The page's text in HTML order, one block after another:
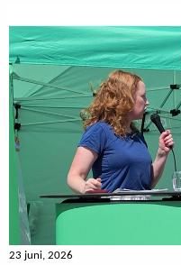
23 juni, 2026